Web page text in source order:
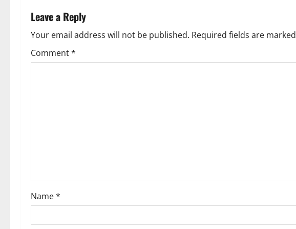
n
a
v
o
n
Leave a Reply
Your email address will not be published. Required fields are marked
Comment*
Name*